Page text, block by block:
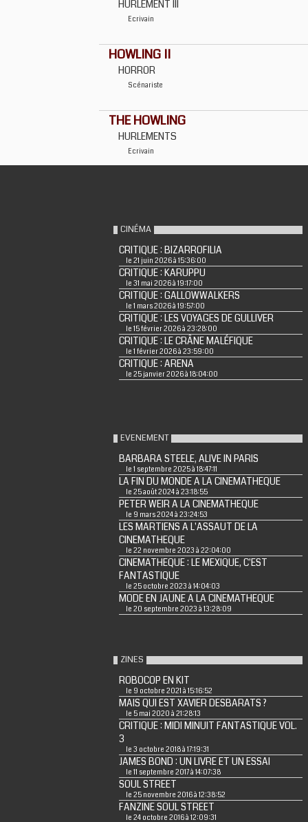
HURLEMENT III
Ecrivain
HOWLING II
HORROR
Scénariste
THE HOWLING
HURLEMENTS
Ecrivain
CINÉMA
CRITIQUE : BIZARROFILIA
le 21 juin 2026 à 15:36:00
CRITIQUE : KARUPPU
le 31 mai 2026 à 19:17:00
CRITIQUE : GALLOWWALKERS
le 1 mars 2026 à 19:57:00
CRITIQUE : LES VOYAGES DE GULLIVER
le 15 février 2026 à 23:28:00
CRITIQUE : LE CRÂNE MALÉFIQUE
le 1 février 2026 à 23:59:00
CRITIQUE : ARENA
le 25 janvier 2026 à 18:04:00
EVENEMENT
BARBARA STEELE, ALIVE IN PARIS
le 1 septembre 2025 à 18:47:11
LA FIN DU MONDE A LA CINEMATHEQUE
le 25 août 2024 à 23:18:55
PETER WEIR A LA CINEMATHEQUE
le 9 mars 2024 à 23:24:53
LES MARTIENS A L'ASSAUT DE LA
CINEMATHEQUE
le 22 novembre 2023 à 22:04:00
CINEMATHEQUE : LE MEXIQUE, C'EST
FANTASTIQUE
le 25 octobre 2023 à 14:04:03
MODE EN JAUNE A LA CINEMATHEQUE
le 20 septembre 2023 à 13:28:09
ZINES
ROBOCOP EN KIT
le 9 octobre 2021 à 15:16:52
MAIS QUI EST XAVIER DESBARATS ?
le 5 mai 2020 à 21:28:13
CRITIQUE : MIDI MINUIT FANTASTIQUE VOL.
3
le 3 octobre 2018 à 17:19:31
JAMES BOND : UN LIVRE ET UN ESSAI
le 11 septembre 2017 à 14:07:38
SOUL STREET
le 25 novembre 2016 à 12:38:52
FANZINE SOUL STREET
le 24 octobre 2016 à 12:09:31